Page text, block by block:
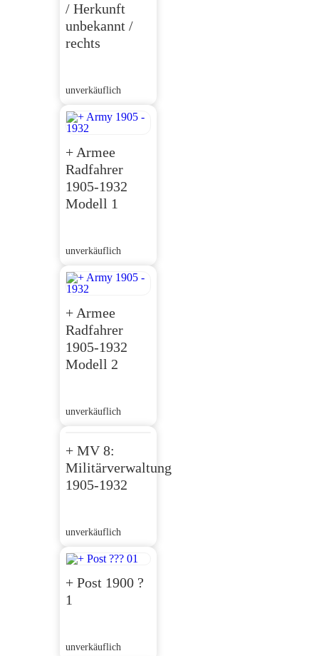
/ Herkunft
unbekannt /
rechts
unverkäuflich
+ Armee
Radfahrer
1905-1932
Modell 1
unverkäuflich
+ Armee
Radfahrer
1905-1932
Modell 2
unverkäuflich
+ MV 8:
Militärverwaltung
1905-1932
unverkäuflich
+ Post 1900 ?
1
unverkäuflich